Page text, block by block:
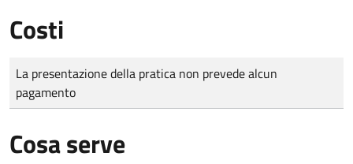
Costi
Tipo di pagamento
Importo
La presentazione della pratica non prevede alcun
pagamento
Cosa serve